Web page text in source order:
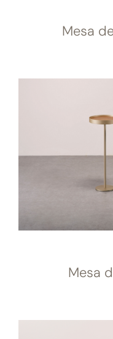
Mesa
Mesa